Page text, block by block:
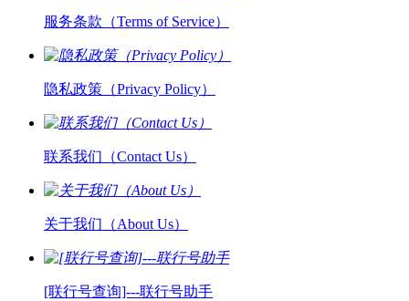
服务条款（Terms of Service）
隐私政策（Privacy Policy）
联系我们（Contact Us）
关于我们（About Us）
[联行号查询]---联行号助手